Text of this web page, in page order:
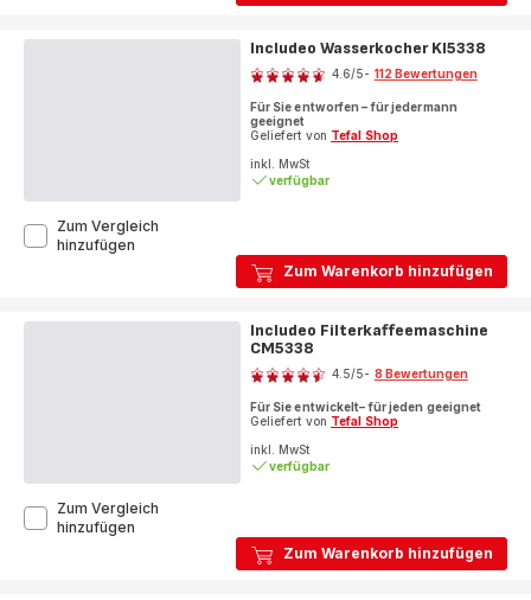
Zum Warenkorb hinzufügen
Includeo Wasserkocher KI5338
Bewertung
4.6/5- 112 Bewertungen
Für Sie entworfen – für jedermann
geeignet
Geliefert von Tefal Shop
inkl. MwSt
verfügbar
Zum Vergleich
hinzufügen
Wasserkocher
Zum Warenkorb hinzufügen
Includeo Filterkaffeemaschine
CM5338
Bewertung
4.5/5- 8 Bewertungen
Für Sie entwickelt– für jeden geeignet
Geliefert von Tefal Shop
inkl. MwSt
verfügbar
Zum Vergleich
hinzufügen
Filterkaffeemaschine